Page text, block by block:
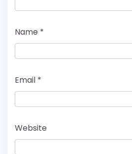
Name *
Email *
Website